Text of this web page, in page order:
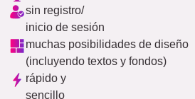
sin registro/
inicio de sesión
muchas posibilidades de diseño
(incluyendo textos y fondos)
rápido y
sencillo